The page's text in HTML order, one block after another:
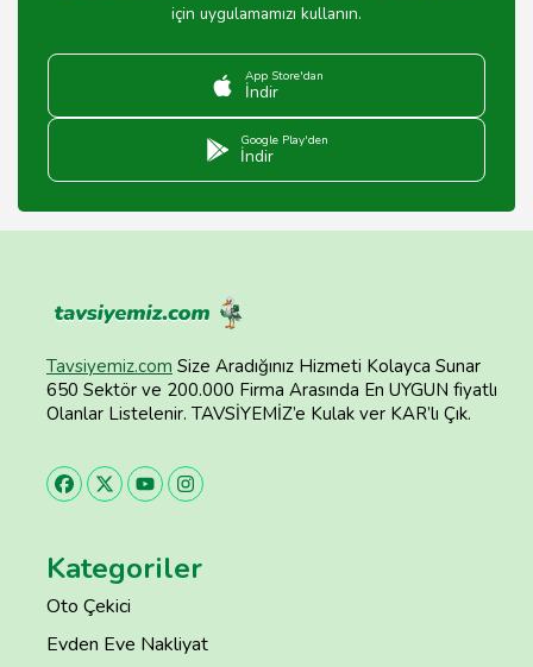
için uygulamamızı kullanın.
App Store'dan
İndir
Google Play'den
İndir
Tavsiyemiz.com Size Aradığınız Hizmeti Kolayca Sunar
650 Sektör ve 200.000 Firma Arasında En UYGUN fiyatlı
Olanlar Listelenir. TAVSİYEMİZ’e Kulak ver KAR’lı Çık.
Kategoriler
Oto Çekici
Evden Eve Nakliyat